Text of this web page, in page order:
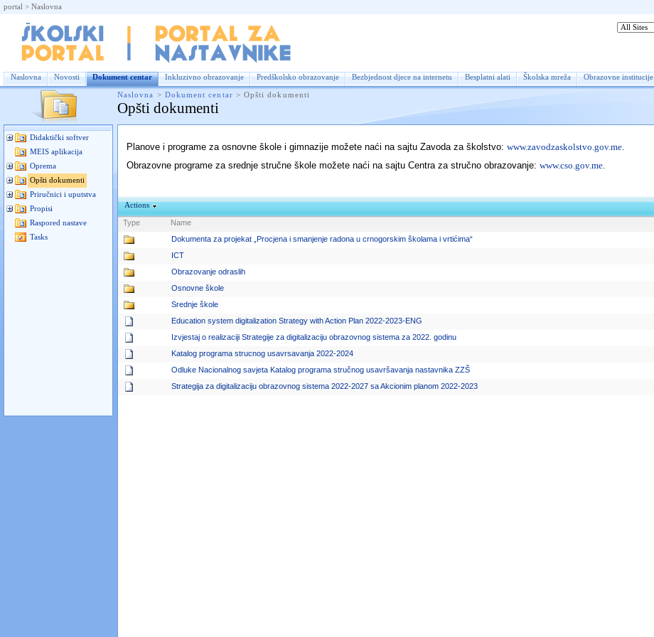
portal > Naslovna
Naslovna Novosti Dokument centar Inkluzivno obrazovanje Predškolsko obrazovanje Bezbjednost djece na internetu Besplatni alati Školska mreža Obrazovne institucije
Naslovna > Dokument centar > Opšti dokumenti
Opšti dokumenti
Didaktički softver
MEIS aplikacija
Oprema
Opšti dokumenti
Priručnici i uputstva
Propisi
Raspored nastave
Tasks
Planove i programe za osnovne škole i gimnazije možete naći na sajtu Zavoda za školstvo: www.zavodzaskolstvo.gov.me
Obrazovne programe za srednje stručne škole možete naći na sajtu Centra za stručno obrazovanje: www.cso.gov.me.
Actions
Type Name
Dokumenta za projekat „Procjena i smanjenje radona u crnogorskim školama i vrtićima“
ICT
Obrazovanje odraslih
Osnovne škole
Srednje škole
Education system digitalization Strategy with Action Plan 2022-2023-ENG
Izvjestaj o realizaciji Strategije za digitalizaciju obrazovnog sistema za 2022. godinu
Katalog programa strucnog usavrsavanja 2022-2024
Odluke Nacionalnog savjeta Katalog programa stručnog usavršavanja nastavnika ZZŠ
Strategija za digitalizaciju obrazovnog sistema 2022-2027 sa Akcionim planom 2022-2023